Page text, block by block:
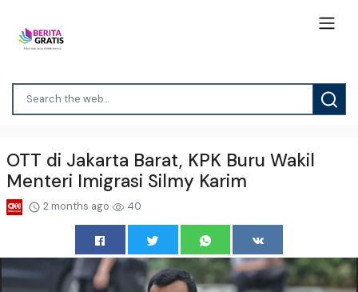
OTT di Jakarta Barat, KPK Buru Wakil
Menteri Imigrasi Silmy Karim
2 months ago 40